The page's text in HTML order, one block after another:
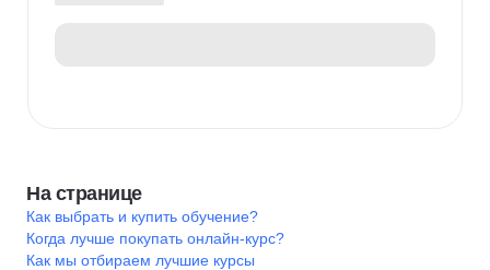
На странице
Как выбрать и купить обучение?
Когда лучше покупать онлайн-курс?
Как мы отбираем лучшие курсы